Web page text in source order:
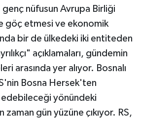
nüfusun Avrupa Birliği
göç etmesi ve ekonomik
bir de ülkedeki iki entiteden
açıklamaları, gündemin
arasında yer alıyor. Bosnalı
Bosna Hersek'ten
edebileceği yönündeki
zaman gün yüzüne çıkıyor. RS,